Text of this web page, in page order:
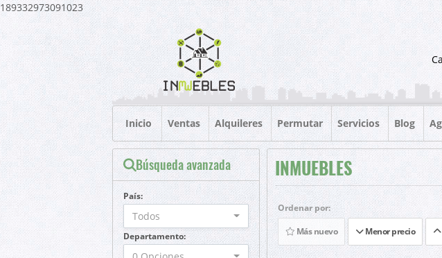
189332973091023
Inicio Ventas Alquileres Permutar Servicios Blog
Búsqueda avanzada
País:
Todos
Departamento:
INMUEBLES
Ordenar por:
Más nuevo
Menor precio